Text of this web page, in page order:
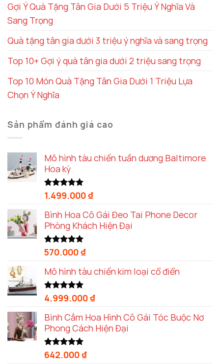
Gợi Ý Quà Tặng Tân Gia Dưới 5 Triệu Ý Nghĩa Và
Sang Trọng
Quà tặng tân gia dưới 3 triệu ý nghĩa và sang trọng
Top 10+ Gợi ý quà tân gia dưới 2 triệu sang trọng
Top 10 Món Quà Tặng Tân Gia Dưới 1 Triệu Lựa
Chọn Ý Nghĩa
Sản phẩm đánh giá cao
Mô hình tàu chiến tuần dương Baltimore
Hoa kỳ
Được xếp
5 sao
1.499.000₫
Bình Hoa Cô Gái Đeo Tai Phone Decor
Phòng Khách Hiện Đại
Được xếp
5 sao
570.000₫
Mô hình tàu chiến kim loại cổ điển
Được xếp
5 sao
4.999.000₫
Bình Cắm Hoa Hình Cô Gái Tóc Buộc Nơ
Phong Cách Hiện Đại
Được xếp
642.000₫